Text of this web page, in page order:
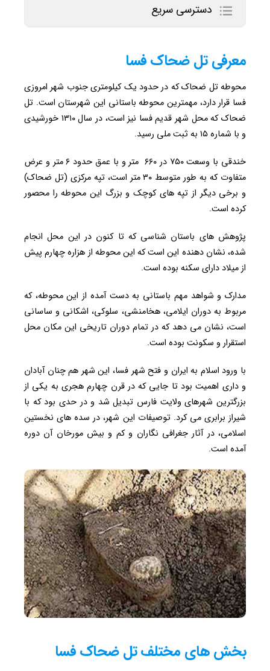
دسترسی سریع
معرفی تل ضحاک فسا
محوطه تل ضحاک که در حدود یک کیلومتری جنوب شهر امروزی
فسا قرار دارد، مهمترین محوطه باستانی این شهرستان است. تل
ضحاک که محل شهر قدیم فسا نیز است، در سال ۱۳۱۰ خورشیدی
و با شماره ۱۵ به ثبت ملی رسید.
خندقی با وسعت ۷۵۰ در ۶۶۰ متر و با عمق حدود ۶ متر و عرض
متفاوت که به طور متوسط ۳۰ متر است، تپه مرکزی (تل ضحاک)
و برخی دیگر از تپه های کوچک و بزرگ این محوطه را محصور
کرده است.
پژوهش های باستان شناسی که تا کنون در این محل انجام
شده، نشان دهنده این است که این محوطه از هزاره چهارم پیش
از میلاد دارای سکنه بوده است.
مدارک و شواهد مهم باستانی به دست آمده از این محوطه، که
مربوط به دوران ایلامی، هخامنشی، سلوکی، اشکانی و ساسانی
است، نشان می دهد که در تمام دوران تاریخی این مکان محل
استقرار و سکونت بوده است.
با ورود اسلام به ایران و فتح شهر فسا، این شهر هم چنان آبادان
و داری اهمیت بود تا جایی که در قرن چهارم هجری به یکی از
بزرگترین شهرهای ولایت فارس تبدیل شد و در حدی بود که با
شیراز برابری می کرد. توصیفات این شهر، در سده های نخستین
اسلامی، در آثار جغرافی نگاران و کم و بیش مورخان آن دوره
آمده است.
بخش های مختلف تل ضحاک فسا